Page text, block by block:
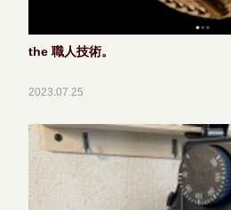
the 職人技術。
2023.07.25